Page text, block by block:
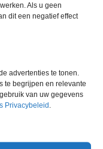
Als u geen
dit een negatief effect
advertenties te tonen.
te begrijpen en relevante
van uw gegevens
Privacybeleid .